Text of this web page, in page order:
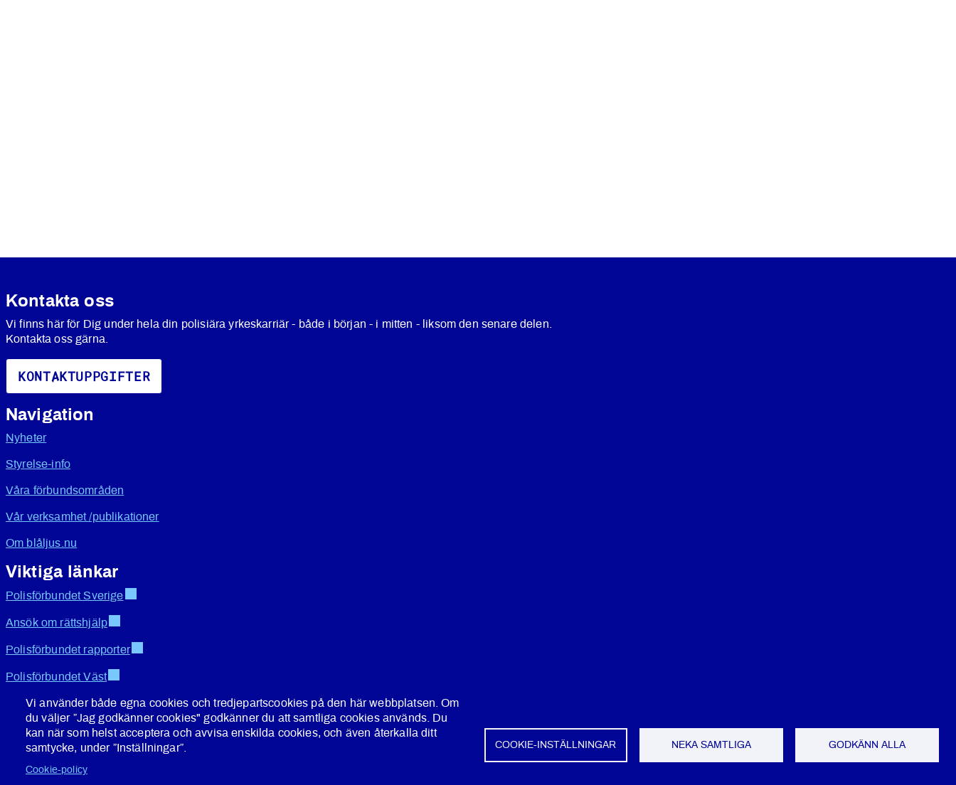
Vi använder både egna cookies och tredjepartscookies på den här webbplatsen. Om
du väljer ”Jag godkänner cookies" godkänner du att samtliga cookies används. Du
kan när som helst acceptera och avvisa enskilda cookies, och även återkalla ditt
samtycke, under ”Inställningar”.
Cookie-policy
COOKIE-INSTÄLLNINGAR NEKA SAMTLIGA GODKÄNN ALLA
Kontakta oss
Vi finns här för Dig under hela din polisiära yrkeskarriär - både i början - i mitten - liksom den senare delen.
Kontakta oss gärna.
KONTAKTUPPGIFTER
Navigation
Nyheter
Styrelse-info
Våra förbundsområden
Vår verksamhet /publikationer
Om blåljus.nu
Viktiga länkar
Polisförbundet Sverige
Ansök om rättshjälp
Polisförbundet rapporter
Polisförbundet Väst
Polisförbundet Bergslagen
Polisen i Sverige